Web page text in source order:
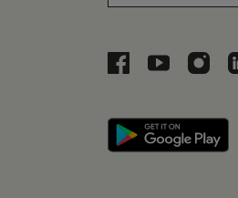
Libri aLibri a